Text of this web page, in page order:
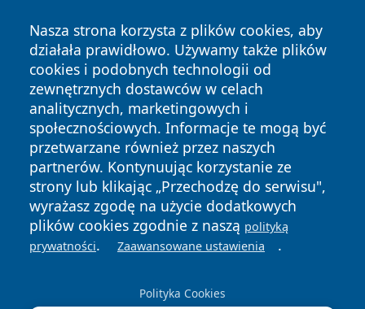
Nasza strona korzysta z plików cookies, aby
działała prawidłowo. Używamy także plików
cookies i podobnych technologii od
zewnętrznych dostawców w celach
analitycznych, marketingowych i
społecznościowych. Informacje te mogą być
przetwarzane również przez naszych
partnerów. Kontynuując korzystanie ze
strony lub klikając „Przechodzę do serwisu",
wyrażasz zgodę na użycie dodatkowych
plików cookies zgodnie z naszą polityką
prywatności. Zaawansowane ustawienia .
Polityka Cookies
Copyright © 2026 leszczynski24.pl Wszystkie prawa
zastrzeżone.
News Autorzy
Polityka
Prywatności
Polityka
Cookies